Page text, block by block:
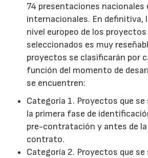
74 presentaciones nacionales
internacionales. En definitiva,
nivel europeo de los
seleccionados es muy
proyectos se clasificarán por
función del momento de
se encuentren:
Categoría 1. Proyectos que
la primera fase de
pre-contratación y antes de la
contrato.
Categoría 2. Proyectos que